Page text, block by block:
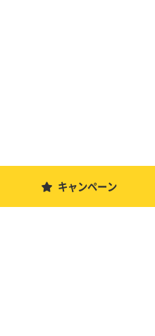
キャンペーン